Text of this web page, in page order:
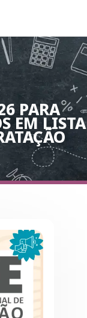
PARA
EM LISTA